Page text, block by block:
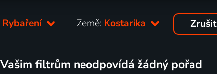
Rybaření Země: Kostarika Zrušit
Vašim filtrům neodpovídá žádný pořad